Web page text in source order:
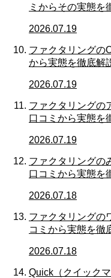
ミからその実態を
2026.07.19
ファクタリングの
から実態を徹底解
2026.07.19
ファクタリングの
口コミから実態を
2026.07.19
ファクタリングの
口コミから実態を
2026.07.18
ファクタリングの
コミから実態を徹
2026.07.18
Quick（クイック